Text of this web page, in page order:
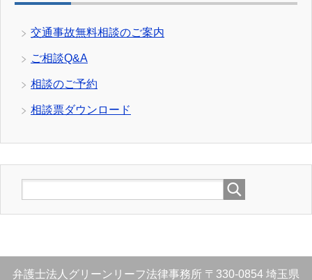
交通事故無料相談のご案内
ご相談Q&A
相談のご予約
相談票ダウンロード
弁護士法人グリーンリーフ法律事務所 〒330-0854 埼玉県